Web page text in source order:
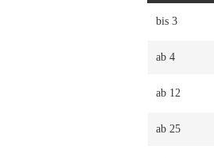
bis3
ab4
ab 12
ab25